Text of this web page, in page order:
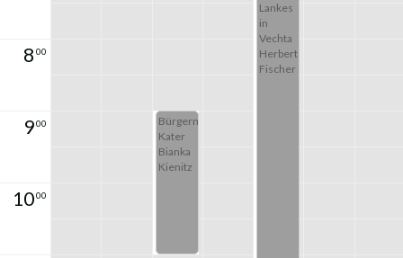
8 00
900
1000
Bürgermeister
Kater
Bianka
Kienitz
Lankes
in
Vechta
Herbert
Fischer